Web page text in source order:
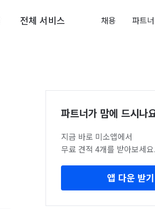
전체 서비스 채용 파트
파트너가 맘에 드시나
지금 바로 미소앱에서
무료 견적 4개를 받아보세
앱 다운 받기